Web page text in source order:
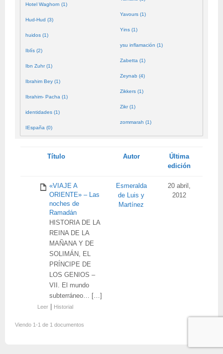
Hotel Waghorn (1)
Hud-Hud (3)
huidos (1)
Iblís (2)
Ibn Zuhr (1)
Ibrahim Bey (1)
Ibrahim- Pacha (1)
identidades (1)
IEspaña (0)
Yavours (1)
Yins (1)
ysu inflamación (1)
Zabetta (1)
Zeynab (4)
Zikkers (1)
Zikr (1)
zommarah (1)
Título Autor
Última
edición
«VIAJE A
ORIENTE» – Las
noches de
Ramadán
HISTORIA DE LA
REINA DE LA
MAÑANA Y DE
SOLIMÁN, EL
PRÍNCIPE DE
LOS GENIOS –
VII. El mundo
subterráneo… […]
Leer Historial
Esmeralda
de Luis y
Martínez
20 abril,
2012
Viendo 1-1 de 1 documentos